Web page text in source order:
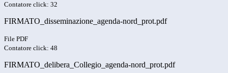
Contatore click: 32
FIRMATO_disseminazione_agenda-nord_prot.pdf
File PDF
Contatore click: 48
FIRMATO_delibera_Collegio_agenda-nord_prot.pdf